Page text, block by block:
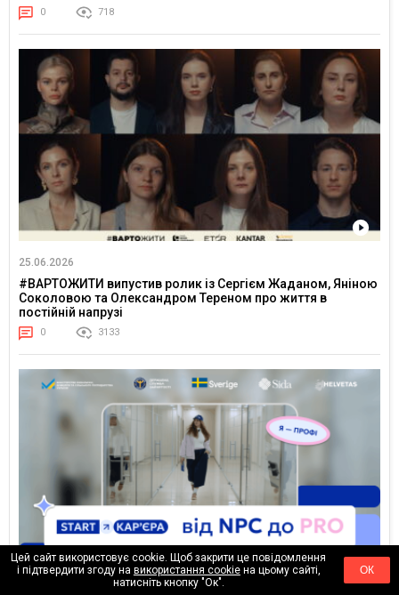
0 718
25.06.2026
#ВАРТОЖИТИ випустив ролик із Сергієм Жаданом, Яніною
Соколовою та Олександром Тереном про життя в
постійній напрузі
0 3133
Цей сайт використовує cookie. Щоб закрити це повідомлення
і підтвердити згоду на використання cookieна цьому сайті,
натисніть кнопку "Ок".
ОК